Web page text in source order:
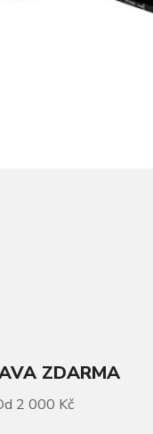
ZDARMA
2 000 Kč